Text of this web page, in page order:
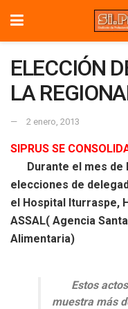
ELECCIÓN
LA
2 enero, 2013
SIPRUS SE
Durante el mes de
elecciones de
el Hospital Iturraspe,
ASSAL( Agencia
Alimentaria)
Estos actos
muestra más